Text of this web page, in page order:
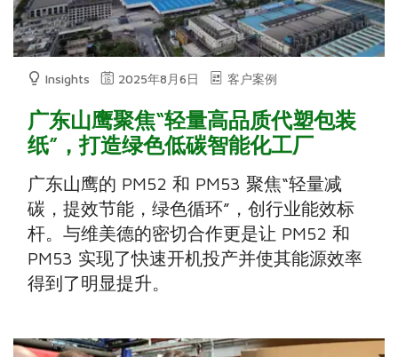
Insights 2025年8月6日 客户案例
广东山鹰聚焦“轻量高品质代塑包装
纸”，打造绿色低碳智能化工厂
广东山鹰的 PM52 和 PM53 聚焦“轻量减
碳，提效节能，绿色循环”，创行业能效标
杆。与维美德的密切合作更是让 PM52 和
PM53 实现了快速开机投产并使其能源效率
得到了明显提升。